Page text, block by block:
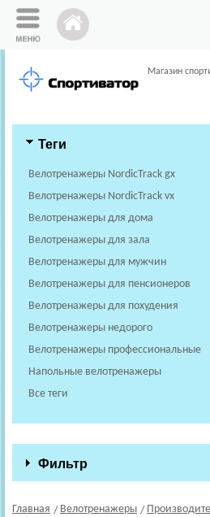
Магазин
Теги
Велотренажеры NordicTrack gx
Велотренажеры NordicTrack vx
Велотренажеры для дома
Велотренажеры для зала
Велотренажеры для мужчин
Велотренажеры для пенсионеров
Велотренажеры для похудения
Велотренажеры недорого
Велотренажеры профессиональные
Напольные велотренажеры
Все теги
Фильтр
Главная Велотренажеры